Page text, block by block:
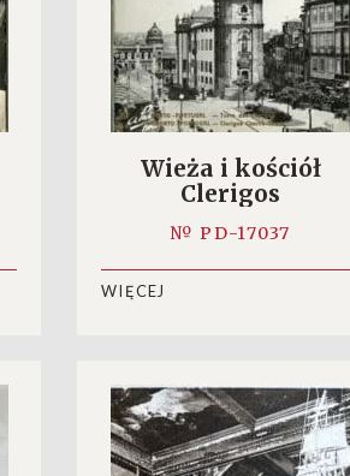
Wieża i kościół
Clerigos
№ PD-17037
WIĘCEJ